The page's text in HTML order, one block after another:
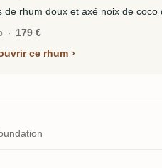
de rhum doux et axé noix de coco
179 €
ce rhum